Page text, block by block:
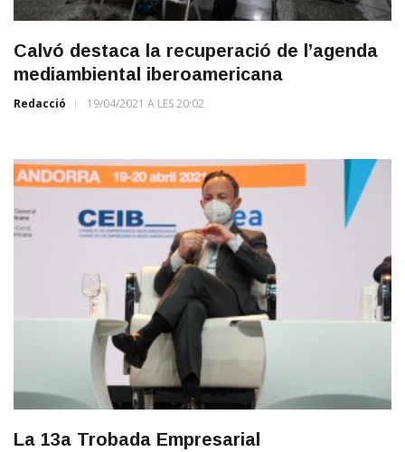
Calvó destaca la recuperació de l’agenda
mediambiental iberoamericana
Redacció 19/04/2021 A LES 20:02
La 13a Trobada Empresarial